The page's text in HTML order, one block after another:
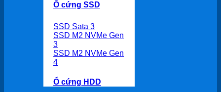
Ổ cứng SSD
SSD Sata 3
SSD M2 NVMe Gen
3
SSD M2 NVMe Gen
4
Ổ cứng HDD